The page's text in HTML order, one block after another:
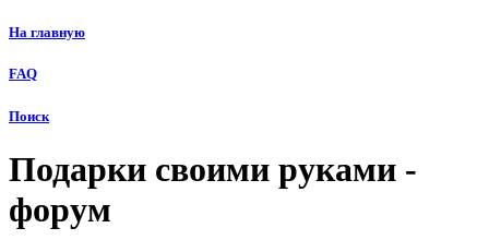
На главную
FAQ
Поиск
Подарки своими руками -
форум